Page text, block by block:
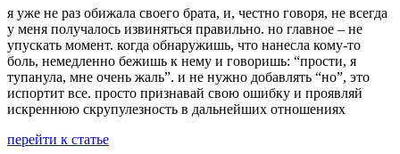
я уже не раз обижала своего брата, и, честно говоря, не всегда
у меня получалось извиняться правильно. но главное – не
упускать момент. когда обнаружишь, что нанесла кому-то
боль, немедленно бежишь к нему и говоришь: “прости, я
тупанула, мне очень жаль”. и не нужно добавлять “но”, это
испортит все. просто признавай свою ошибку и проявляй
искреннюю скрупулезность в дальнейших отношениях
перейти к статье